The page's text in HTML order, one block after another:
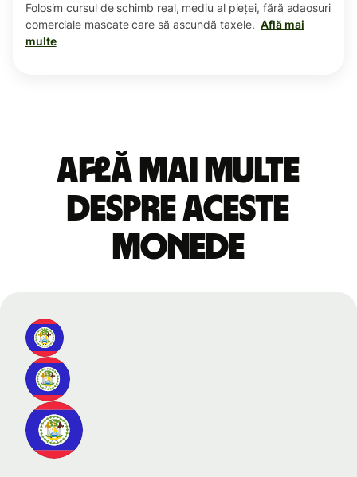
Folosim cursul de schimb real, mediu al pieței, fără adaosuri
comerciale mascate care să ascundă taxele. Află mai
multe
Află mai multe
despre aceste
monede